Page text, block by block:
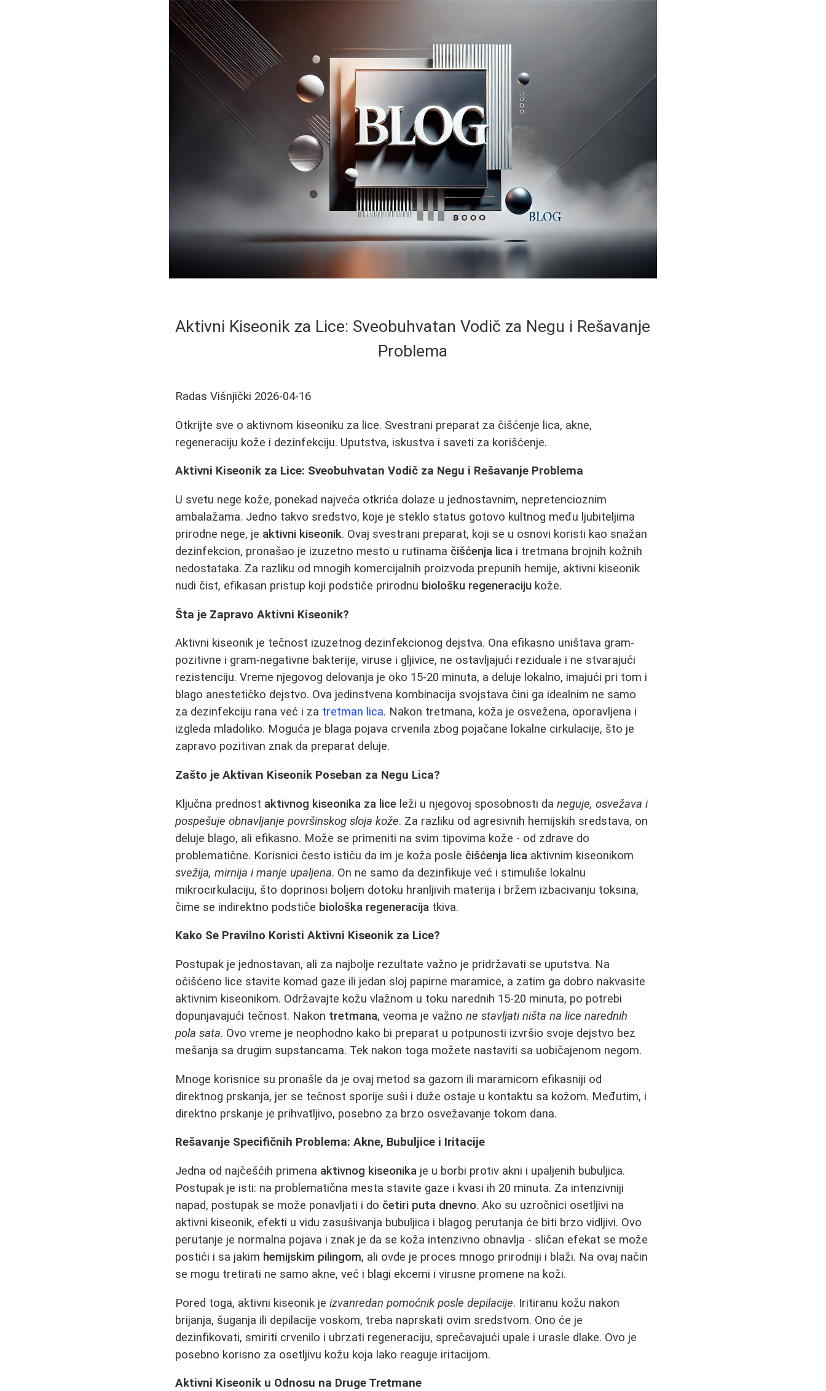
Aktivni Kiseonik za Lice: Sveobuhvatan Vodič za Negu i Rešavanje
Problema
Radas Višnjički 2026-04-16
Otkrijte sve o aktivnom kiseoniku za lice. Svestrani preparat za čišćenje lica, akne,
regeneraciju kože i dezinfekciju. Uputstva, iskustva i saveti za korišćenje.
Aktivni Kiseonik za Lice: Sveobuhvatan Vodič za Negu i Rešavanje Problema
U svetu nege kože, ponekad najveća otkrića dolaze u jednostavnim, nepretencioznim
ambalažama. Jedno takvo sredstvo, koje je steklo status gotovo kultnog među ljubiteljima
prirodne nege, je aktivni kiseonik. Ovaj svestrani preparat, koji se u osnovi koristi kao snažan
dezinfekcion, pronašao je izuzetno mesto u rutinama čišćenja lica i tretmana brojnih kožnih
nedostataka. Za razliku od mnogih komercijalnih proizvoda prepunih hemije, aktivni kiseonik
nudi čist, efikasan pristup koji podstiče prirodnu biološku regeneraciju kože.
Šta je Zapravo Aktivni Kiseonik?
Aktivni kiseonik je tečnost izuzetnog dezinfekcionog dejstva. Ona efikasno uništava gram-
pozitivne i gram-negativne bakterije, viruse i gljivice, ne ostavljajući reziduale i ne stvarajući
rezistenciju. Vreme njegovog delovanja je oko 15-20 minuta, a deluje lokalno, imajući pri tom i
blago anestetičko dejstvo. Ova jedinstvena kombinacija svojstava čini ga idealnim ne samo
za dezinfekciju rana već i za tretman lica. Nakon tretmana, koža je osvežena, oporavljena i
izgleda mladoliko. Moguća je blaga pojava crvenila zbog pojačane lokalne cirkulacije, što je
zapravo pozitivan znak da preparat deluje.
Zašto je Aktivan Kiseonik Poseban za Negu Lica?
Ključna prednost aktivnog kiseonika za lice leži u njegovoj sposobnosti daneguje, osvežava i
pospešuje obnavljanje površinskog sloja kože. Za razliku od agresivnih hemijskih sredstava, on
deluje blago, ali efikasno. Može se primeniti na svim tipovima kože - od zdrave do
problematične. Korisnici često ističu da im je koža posle čišćenja lica aktivnim kiseonikom
svežija, mirnija i manje upaljena. On ne samo da dezinfikuje već i stimuliše lokalnu
mikrocirkulaciju, što doprinosi boljem dotoku hranljivih materija i bržem izbacivanju toksina,
čime se indirektno podstiče biološka regeneracija tkiva.
Kako Se Pravilno Koristi Aktivni Kiseonik za Lice?
Postupak je jednostavan, ali za najbolje rezultate važno je pridržavati se uputstva. Na
očišćeno lice stavite komad gaze ili jedan sloj papirne maramice, a zatim ga dobro nakvasite
aktivnim kiseonikom. Održavajte kožu vlažnom u toku narednih 15-20 minuta, po potrebi
dopunjavajući tečnost. Nakon tretmana, veoma je važnone stavljati ništa na lice narednih
pola sata. Ovo vreme je neophodno kako bi preparat u potpunosti izvršio svoje dejstvo bez
mešanja sa drugim supstancama. Tek nakon toga možete nastaviti sa uobičajenom negom.
Mnoge korisnice su pronašle da je ovaj metod sa gazom ili maramicom efikasniji od
direktnog prskanja, jer se tečnost sporije suši i duže ostaje u kontaktu sa kožom. Međutim, i
direktno prskanje je prihvatljivo, posebno za brzo osvežavanje tokom dana.
Rešavanje Specifičnih Problema: Akne, Bubuljice i Iritacije
Jedna od najčešćih primena aktivnog kiseonika je u borbi protiv akni i upaljenih bubuljica.
Postupak je isti: na problematična mesta stavite gaze i kvasi ih 20 minuta. Za intenzivniji
napad, postupak se može ponavljati i do četiri puta dnevno. Ako su uzročnici osetljivi na
aktivni kiseonik, efekti u vidu zasušivanja bubuljica i blagog perutanja će biti brzo vidljivi. Ovo
perutanje je normalna pojava i znak je da se koža intenzivno obnavlja - sličan efekat se može
postići i sa jakim hemijskim pilingom, ali ovde je proces mnogo prirodniji i blaži. Na ovaj način
se mogu tretirati ne samo akne, već i blagi ekcemi i virusne promene na koži.
Pored toga, aktivni kiseonik jeizvanredan pomoćnik posle depilacije. Iritiranu kožu nakon
brijanja, šuganja ili depilacije voskom, treba naprskati ovim sredstvom. Ono će je
dezinfikovati, smiriti crvenilo i ubrzati regeneraciju, sprečavajući upale i urasle dlake. Ovo je
posebno korisno za osetljivu kožu koja lako reaguje iritacijom.
Aktivni Kiseonik u Odnosu na Druge Tretmane